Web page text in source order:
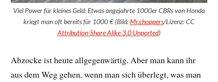
Viel Power für kleines Geld: Etwas angejahrte 1000er CBRs von Honda
kriegt man oft bereits für 1000 € (Bild:Mr.choppers/Lizenz: CC
Attribution-Share Alike 3.0 Unported)
Abzocke ist heute allgegenwärtig. Aber man kann ihr
aus dem Weg gehen, wenn man sich überlegt, was man